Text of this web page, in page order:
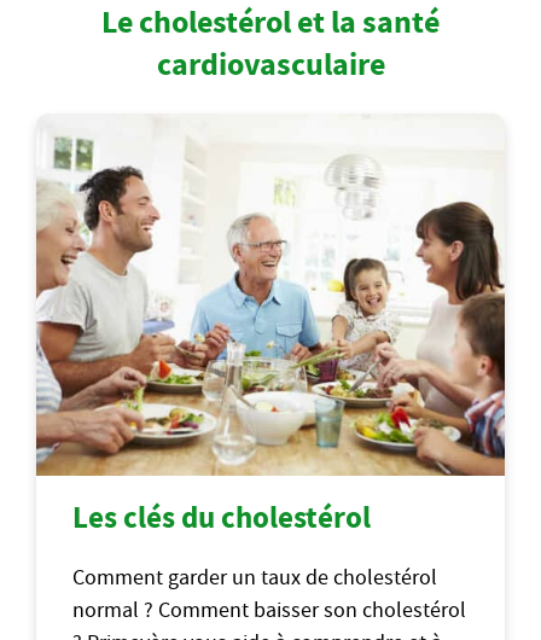
Le cholestérol et la santé
cardiovasculaire
Les clés du cholestérol
Comment garder un taux de cholestérol
normal ? Comment baisser son cholestérol